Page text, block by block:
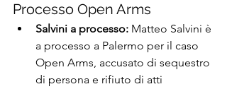
Processo Open Arms
Salvini a processo: Matteo Salvini è
a processo a Palermo per il caso
Open Arms, accusato di sequestro
di persona e rifiuto di atti